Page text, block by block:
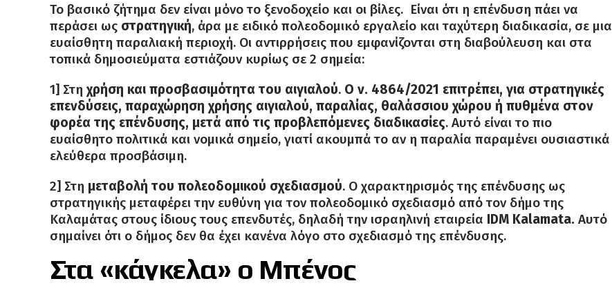
Το βασικό ζήτημα δεν είναι μόνο το ξενοδοχείο και οι βίλες. Είναι ότι η επένδυση πάει να
περάσει ως στρατηγική, άρα με ειδικό πολεοδομικό εργαλείο και ταχύτερη διαδικασία, σε μια
ευαίσθητη παραλιακή περιοχή. Οι αντιρρήσεις που εμφανίζονται στη διαβούλευση και στα
τοπικά δημοσιεύματα εστιάζουν κυρίως σε 2 σημεία:
1] Στηχρήση και προσβασιμότητα του αιγιαλού. Ο ν. 4864/2021 επιτρέπει, για στρατηγικές
επενδύσεις, παραχώρηση χρήσης αιγιαλού, παραλίας, θαλάσσιου χώρου ή πυθμένα στον
φορέα της επένδυσης, μετά από τις προβλεπόμενες διαδικασίες. Αυτό είναι το πιο
ευαίσθητο πολιτικά και νομικά σημείο, γιατί ακουμπά το αν η παραλία παραμένει ουσιαστικά
ελεύθερα προσβάσιμη.
2] Στη μεταβολή του πολεοδομικού σχεδιασμού. Ο χαρακτηρισμός της επένδυσης ως
στρατηγικής μεταφέρει την ευθύνη για τον πολεοδομικό σχεδιασμό από τον δήμο της
Καλαμάτας στους ίδιους τους επενδυτές, δηλαδή την ισραηλινή εταιρεία IDM Kalamata. Αυτό
σημαίνει ότι ο δήμος δεν θα έχει κανένα λόγο στο σχεδιασμό της επένδυσης.
Στα «κάγκελα» ο Μπένος